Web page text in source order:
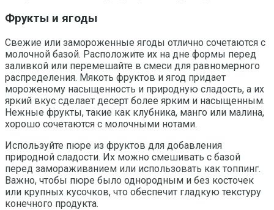
Фрукты и ягоды
Свежие или замороженные ягоды отлично сочетаются с
молочной базой. Расположите их на дне формы перед
заливкой или перемешайте в смеси для равномерного
распределения. Мякоть фруктов и ягод придает
мороженому насыщенность и природную сладость, а их
яркий вкус сделает десерт более ярким и насыщенным.
Нежные фрукты, такие как клубника, манго или малина,
хорошо сочетаются с молочными нотами.
Используйте пюре из фруктов для добавления
природной сладости. Их можно смешивать с базой
перед замораживанием или использовать как топпинг.
Важно, чтобы пюре было однородным и без косточек
или крупных кусочков, что обеспечит гладкую текстуру
конечного продукта.